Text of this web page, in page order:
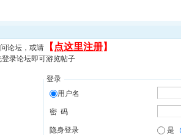
论坛，或请 【 点这里注册】
录论坛即可游览帖子
登录
用户名
密 码
隐身登录 是